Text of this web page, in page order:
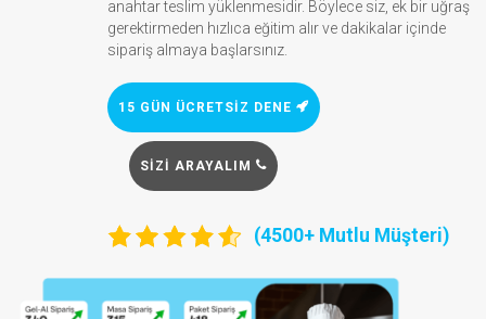
anahtar teslim yüklenmesidir. Böylece siz, ek bir uğraş
gerektirmeden hızlıca eğitim alır ve dakikalar içinde
sipariş almaya başlarsınız.
15 GÜN ÜCRETSIZ DENE
SIZI ARAYALIM
(4500+ Mutlu Müşteri)